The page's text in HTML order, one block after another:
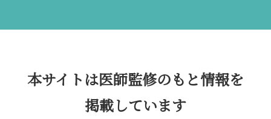
本サイトは医師監修のもと情報を
掲載しています